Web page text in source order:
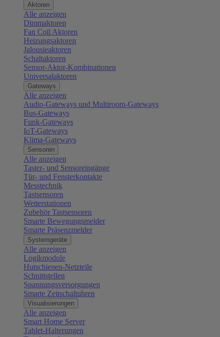
Aktoren
Alle anzeigen
Dimmaktoren
Fan Coil Aktoren
Heizungsaktoren
Jalousieaktoren
Schaltaktoren
Sensor-Aktor-Kombinationen
Universalaktoren
Gateways
Alle anzeigen
Audio-Gateways und Multiroom-Gateways
Bus-Gateways
Funk-Gateways
IoT-Gateways
Klima-Gateways
Sensoren
Alle anzeigen
Taster- und Sensoreingänge
Tür- und Fensterkontakte
Messtechnik
Tastsensoren
Wetterstationen
Zubehör Tastsensoren
Smarte Bewegungsmelder
Smarte Präsenzmelder
Systemgeräte
Alle anzeigen
Logikmodule
Hutschienen-Netzteile
Schnittstellen
Spannungsversorgungen
Smarte Zeitschaltuhren
Visualisierungen
Alle anzeigen
Smart Home Server
Tablet-Halterungen